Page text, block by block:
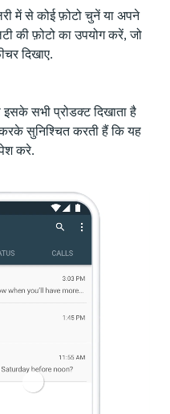
में से कोई फ़ोटो चुनें या अपने
की फ़ोटो का उपयोग करें, जो
दिखाए.
सभी प्रोडक्ट दिखाता है
सुनिश्चित करती हैं कि यह
करे.